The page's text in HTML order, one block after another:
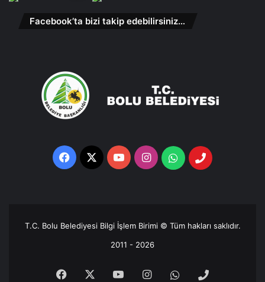
Facebook’ta bizi takip edebilirsiniz…
Facebook
X YouTubeInstagramWhatsappTelefon
T.C. Bolu Belediyesi Bilgi İşlem Birimi © Tüm hakları saklıdır.
2011 - 2026
Facebook YouTubeInstagramWhatsappTelefon